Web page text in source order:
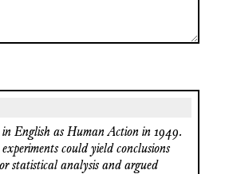
English as Human Action in 1949.
could yield conclusions
statistical analysis and argued